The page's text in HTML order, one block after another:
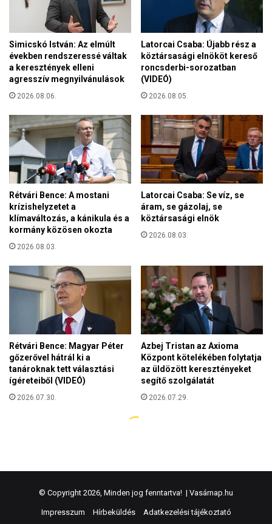
© Copyright 2026, Minden jog fenntartva! | Vasárnap.hu
Impresszum Hírbeküldés Adatkezelési tájékoztató